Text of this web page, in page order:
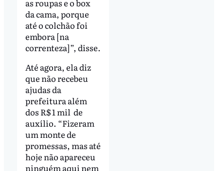
as roupas e o box
da cama, porque
até o colchão foi
embora [na
correnteza]”, disse.
Até agora, ela diz
que não recebeu
ajudas da
prefeitura além
dos R$ 1 mil de
auxílio. “Fizeram
um monte de
promessas, mas até
hoje não apareceu
ninguém aqui nem